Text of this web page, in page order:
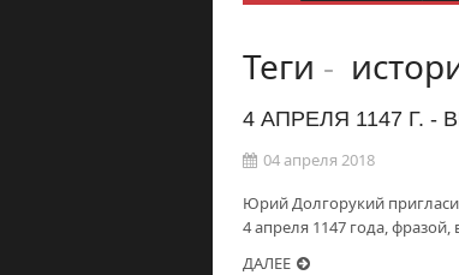
Теги -
4 АПРЕЛЯ 1147 Г.
04 апреля 2018
Юрий Долгорукий
4 апреля 1147 года,
ДАЛЕЕ